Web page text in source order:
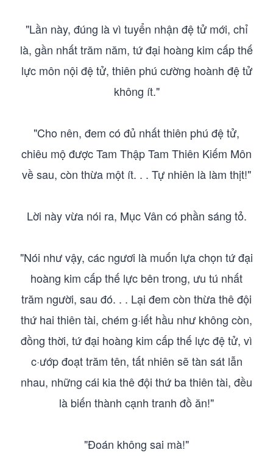
"Lần này, đúng là vì tuyển nhận đệ tử mới, chỉ
là, gần nhất trăm năm, tứ đại hoàng kim cấp thế
lực môn nội đệ tử, thiên phú cường hoành đệ tử
không ít."
"Cho nên, đem có đủ nhất thiên phú đệ tử,
chiêu mộ được Tam Thập Tam Thiên Kiếm Môn
về sau, còn thừa một ít. . . Tự nhiên là làm thịt!"
Lời này vừa nói ra, Mục Vân có phần sáng tỏ.
"Nói như vậy, các ngươi là muốn lựa chọn tứ đại
hoàng kim cấp thế lực bên trong, ưu tú nhất
trăm người, sau đó. . . Lại đem còn thừa thê đội
thứ hai thiên tài, chém g·iết hầu như không còn,
đồng thời, tứ đại hoàng kim cấp thế lực đệ tử, vì
c·ướp đoạt trăm tên, tất nhiên sẽ tàn sát lẫn
nhau, những cái kia thê đội thứ ba thiên tài, đều
là biến thành cạnh tranh đồ ăn!"
"Đoán không sai mà!"